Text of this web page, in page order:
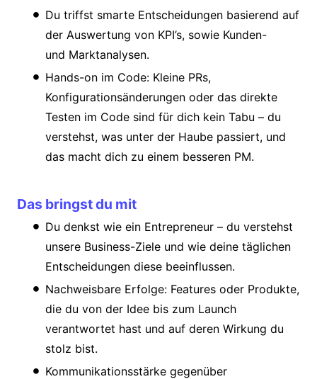
Du triffst smarte Entscheidungen basierend auf
der Auswertung von KPI’s, sowie Kunden-
und Marktanalysen.
Hands-on im Code: Kleine PRs,
Konfigurationsänderungen oder das direkte
Testen im Code sind für dich kein Tabu – du
verstehst, was unter der Haube passiert, und
das macht dich zu einem besseren PM.
Das bringst du mit
Du denkst wie ein Entrepreneur – du verstehst
unsere Business-Ziele und wie deine täglichen
Entscheidungen diese beeinflussen.
Nachweisbare Erfolge: Features oder Produkte,
die du von der Idee bis zum Launch
verantwortet hast und auf deren Wirkung du
stolz bist.
Kommunikationsstärke gegenüber